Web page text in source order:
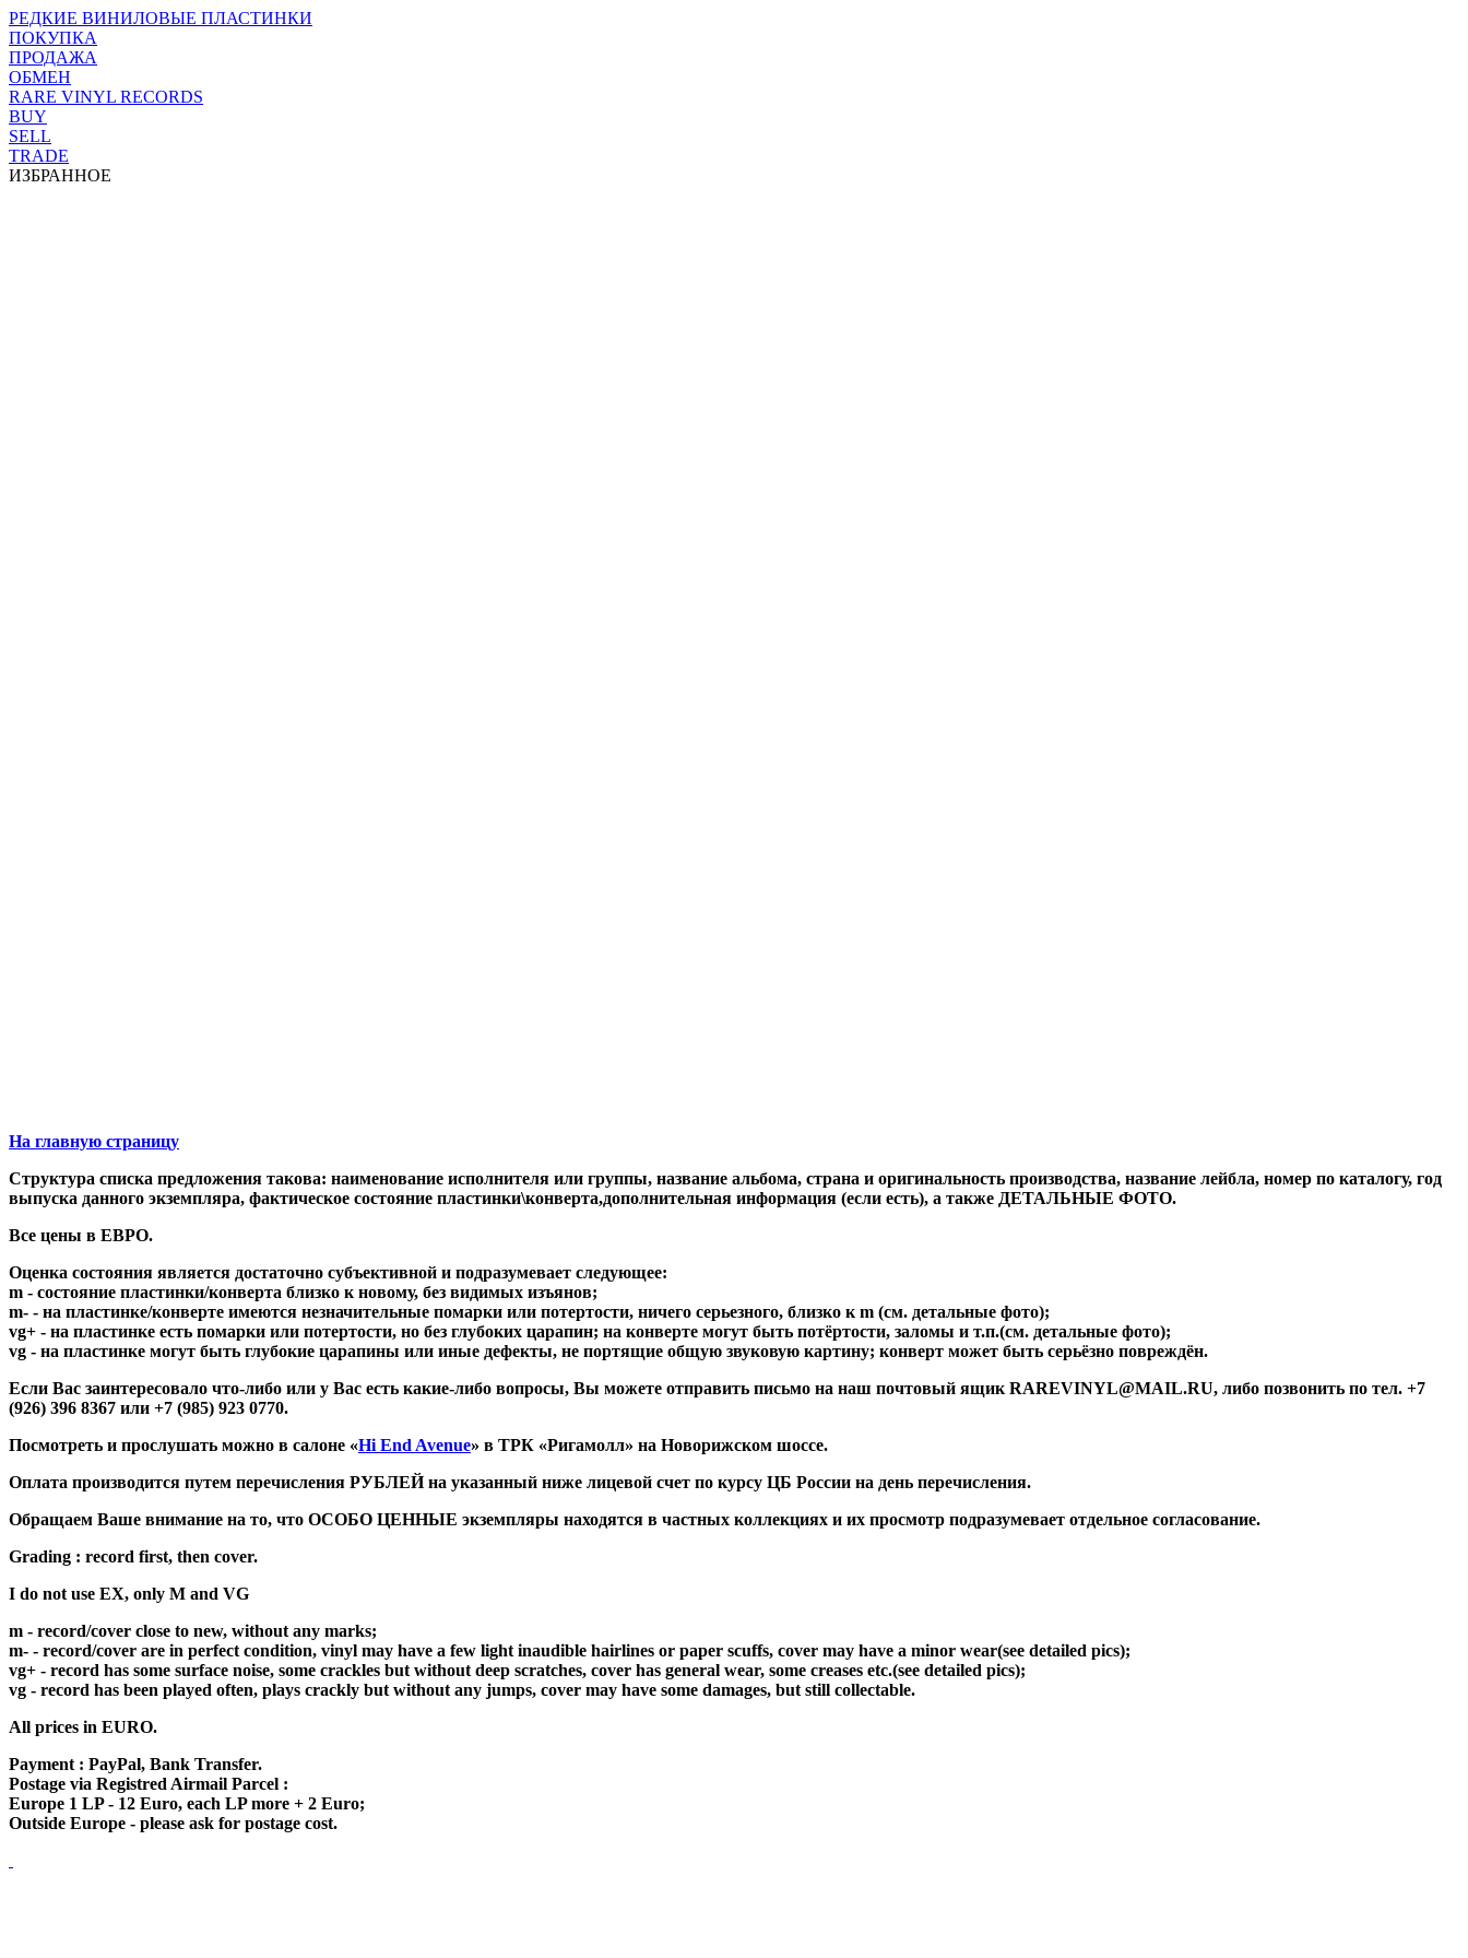
РЕДКИЕ ВИНИЛОВЫЕ ПЛАСТИНКИ
ПОКУПКА
ПРОДАЖА
ОБМЕН
RARE VINYL RECORDS
BUY
SELL
TRADE
ИЗБРАННОЕ
На главную страницу
Структура списка предложения такова: наименование исполнителя или группы, название альбома, страна и оригинальность производства, название лейбла, номер по каталогу, год
выпуска данного экземпляра, фактическое состояние пластинки\конверта,дополнительная информация (если есть), а также ДЕТАЛЬНЫЕ ФОТО.
Все цены в ЕВРО.
Оценка состояния является достаточно субъективной и подразумевает следующее:
m - состояние пластинки/конверта близко к новому, без видимых изъянов;
m- - на пластинке/конверте имеются незначительные помарки или потертости, ничего серьезного, близко к m (см. детальные фото);
vg+ - на пластинке есть помарки или потертости, но без глубоких царапин; на конверте могут быть потёртости, заломы и т.п.(см. детальные фото);
vg - на пластинке могут быть глубокие царапины или иные дефекты, не портящие общую звуковую картину; конверт может быть серьёзно повреждён.
Если Вас заинтересовало что-либо или у Вас есть какие-либо вопросы, Вы можете отправить письмо на наш почтовый ящик RAREVINYL@MAIL.RU, либо позвонить по тел. +7
(926) 396 8367 или +7 (985) 923 0770.
Посмотреть и прослушать можно в салоне «Hi End Avenue» в ТРК «Ригамолл» на Новорижском шоссе.
Оплата производится путем перечисления РУБЛЕЙ на указанный ниже лицевой счет по курсу ЦБ России на день перечисления.
Обращаем Ваше внимание на то, что ОСОБО ЦЕННЫЕ экземпляры находятся в частных коллекциях и их просмотр подразумевает отдельное согласование.
Grading : record first, then cover.
I do not use EX, only M and VG
m - record/cover close to new, without any marks;
m- - record/cover are in perfect condition, vinyl may have a few light inaudible hairlines or paper scuffs, cover may have a minor wear(see detailed pics);
vg+ - record has some surface noise, some crackles but without deep scratches, cover has general wear, some creases etc.(see detailed pics);
vg - record has been played often, plays crackly but without any jumps, cover may have some damages, but still collectable.
All prices in EURO.
Payment : PayPal, Bank Transfer.
Postage via Registred Airmail Parcel :
Europe 1 LP - 12 Euro, each LP more + 2 Euro;
Outside Europe - please ask for postage cost.